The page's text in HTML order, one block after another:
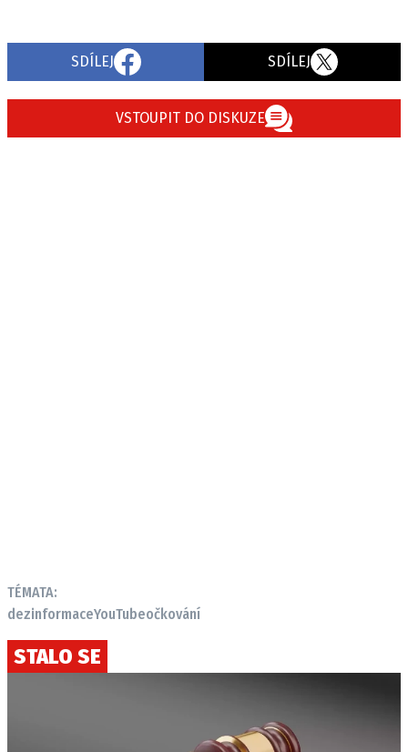
SDÍLEJ SDÍLEJ
VSTOUPIT DO DISKUZE
TÉMATA:
dezinformaceYouTubeočkování
STALO SE